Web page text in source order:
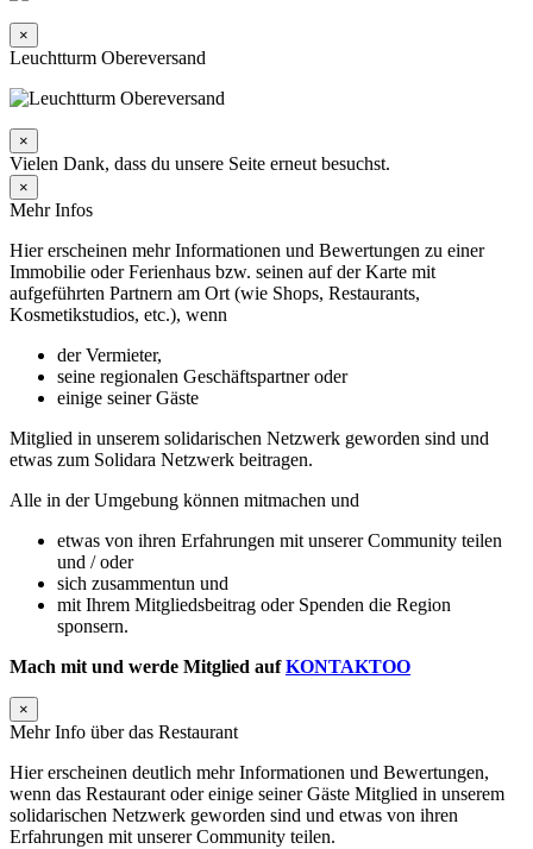
×
Leuchtturm Obereversand
×
Vielen Dank, dass du unsere Seite erneut besuchst.
×
Mehr Infos
Hier erscheinen mehr Informationen und Bewertungen zu einer
Immobilie oder Ferienhaus bzw. seinen auf der Karte mit
aufgeführten Partnern am Ort (wie Shops, Restaurants,
Kosmetikstudios, etc.), wenn
der Vermieter,
seine regionalen Geschäftspartner oder
einige seiner Gäste
Mitglied in unserem solidarischen Netzwerk geworden sind und
etwas zum Solidara Netzwerk beitragen.
Alle in der Umgebung können mitmachen und
etwas von ihren Erfahrungen mit unserer Community teilen
und / oder
sich zusammentun und
mit Ihrem Mitgliedsbeitrag oder Spenden die Region
sponsern.
Mach mit und werde Mitglied aufKONTAKTOO
×
Mehr Info über das Restaurant
Hier erscheinen deutlich mehr Informationen und Bewertungen,
wenn das Restaurant oder einige seiner Gäste Mitglied in unserem
solidarischen Netzwerk geworden sind und etwas von ihren
Erfahrungen mit unserer Community teilen.